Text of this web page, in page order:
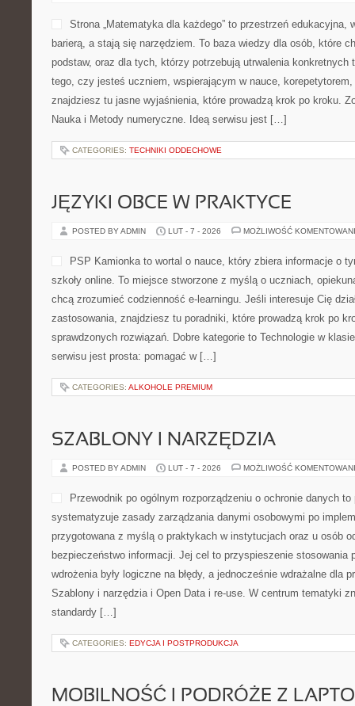
Strona „Matematyka dla każdego” to przestrzeń edukacyjna,
barierą, a stają się narzędziem. To baza wiedzy dla osób, które
podstaw, oraz dla tych, którzy potrzebują utrwalenia konkretnych
tego, czy jesteś uczniem, wspierającym w nauce,
znajdziesz tu jasne wyjaśnienia, które prowadzą krok po kroku.
Nauka i Metody numeryczne. Ideą serwisu jest […]
CATEGORIES: TECHNIKI ODDECHOWE
JĘZYKI OBCE W PRAKTYCE
POSTED BY ADMIN LUT - 7 - 2026 MOŻLIWOŚĆ
PSP Kamionka to wortal o nauce, który zbiera informacje o
szkoły online. To miejsce stworzone z myślą o uczniach,
chcą zrozumieć codzienność e-learningu. Jeśli interesuje Cię
zastosowania, znajdziesz tu poradniki, które prowadzą krok po
sprawdzonych rozwiązań. Dobre kategorie to Technologie w
serwisu jest prosta: pomagać w […]
CATEGORIES: ALKOHOLE PREMIUM
SZABLONY I NARZĘDZIA
POSTED BY ADMIN LUT - 7 - 2026 MOŻLIWOŚĆ
Przewodnik po ogólnym rozporządzeniu o ochronie danych
systematyzuje zasady zarządzania danymi osobowymi po
przygotowana z myślą o praktykach w instytucjach oraz u osób
bezpieczeństwo informacji. Jej cel to przyspieszenie stosowania
wdrożenia były logiczne na błędy, a jednocześnie wdrażalne dla
Szablony i narzędzia i Open Data i re-use. W centrum tematyki
standardy […]
CATEGORIES: EDYCJA I POSTPRODUKCJA
MOBILNOŚĆ I PODRÓŻE Z